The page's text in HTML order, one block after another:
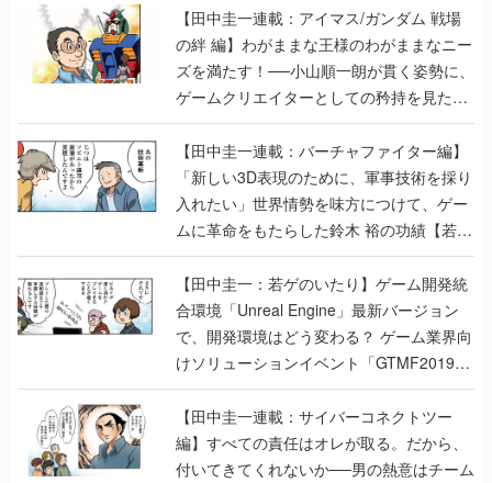
【田中圭一連載：アイマス/ガンダム 戦場
の絆 編】わがままな王様のわがままなニー
ズを満たす！──小山順一朗が貫く姿勢に、
ゲームクリエイターとしての矜持を見た
【若ゲのいたり最終回】
【田中圭一連載：バーチャファイター編】
「新しい3D表現のために、軍事技術を採り
入れたい」世界情勢を味方につけて、ゲー
ムに革命をもたらした鈴木 裕の功績【若ゲ
のいたり】
【田中圭一：若ゲのいたり】ゲーム開発統
合環境「Unreal Engine」最新バージョン
で、開発環境はどう変わる？ ゲーム業界向
けソリューションイベント「GTMF2019」
に行って、より理解を深めよう【PR】
【田中圭一連載：サイバーコネクトツー
編】すべての責任はオレが取る。だから、
付いてきてくれないか──男の熱意はチーム